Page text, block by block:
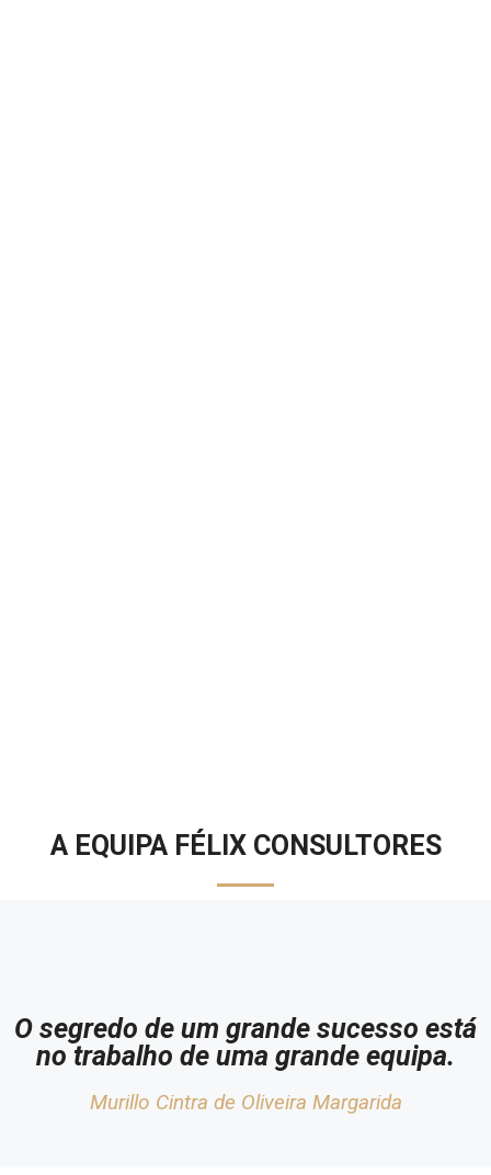
A EQUIPA FÉLIX CONSULTORES
O segredo de um grande sucesso está
no trabalho de uma grande equipa.
Murillo Cintra de Oliveira Margarida